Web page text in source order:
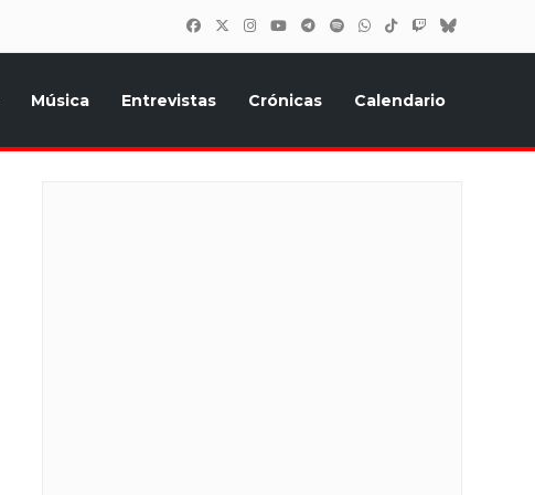
Música Entrevistas Crónicas Calendario